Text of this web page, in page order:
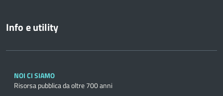
Info e utility
NOI CI SIAMO
Risorsa pubblica da oltre 700 anni